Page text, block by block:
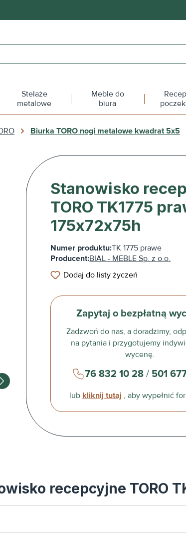
Stelaże
metalowe
Meble do
biura
Biurka TORO nogi metalowe kwadrat 5x5
Stanowisko
TORO TK1775
175x72x75h
Numer produktu:TK 1775 prawe
Producent:BIAL - MEBLE Sp. z o.o.
Dodaj do listy życzeń
Zapytaj o bezpłatną
Zadzwoń do nas, a doradzimy,
na pytania i przygotujemy
wycenę.
76 832 10 28 / 501
lub kliknij tutaj , aby wypełnić
recepcyjne TORO